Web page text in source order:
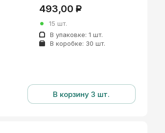
493,00 Р
15 шт.
В упаковке: 1 шт.
В коробке: 30 шт.
В корзину 3 шт.